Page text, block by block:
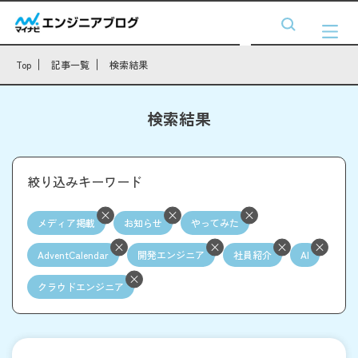
Top 記事一覧 検索結果
検索結果
絞り込みキーワード
メディア掲載 お知らせ やってみた
AdventCalendar 開発エンジニア 社員紹介 AI
クラウドエンジニア